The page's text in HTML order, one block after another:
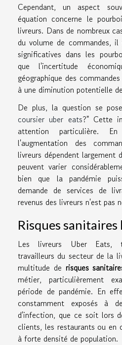
Cependant, un aspect
équation concerne le
livreurs. Dans de nombreux
du volume de commandes,
significatives dans les
que l'incertitude
géographique des
à une diminution potentielle
De plus, la question se
coursier uber eats?" Cette
attention particulière.
l'augmentation des
livreurs dépendent largement
peuvent varier
bien que la pandémie
demande de services de
revenus des livreurs n'est pas
Risques
Les livreurs Uber Eats,
travailleurs du secteur de la
multitude de risques
métier, particulièrement
période de pandémie. En
constamment exposés à
d'infection, que ce soit lors
clients, les restaurants ou en
à forte densité de population.